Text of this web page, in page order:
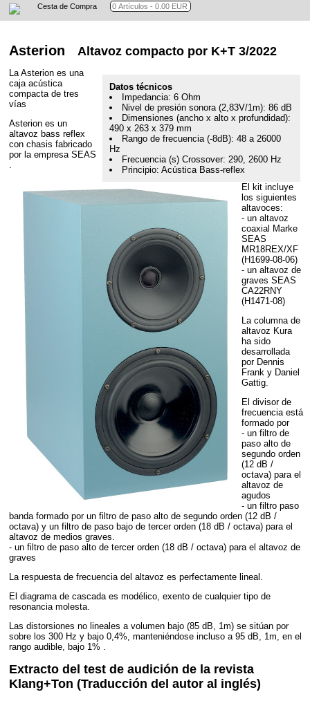
Cesta de Compra
Asterion Altavoz compacto por K+T 3/2022
Datos técnicos
Impedancia: 6 Ohm
Nivel de presión sonora (2,83V/1m): 86 dB
Dimensiones (ancho x alto x profundidad):
490 x 263 x 379 mm
Rango de frecuencia (-8dB): 48 a 26000
Hz
Frecuencia (s) Crossover: 290, 2600 Hz
Principio: Acústica Bass-reflex
La Asterion es una
caja acústica
compacta de tres
vías
Asterion es un
altavoz bass reflex
con chasis fabricado
por la empresa SEAS
.
El kit incluye
los siguientes
altavoces:
- un altavoz
coaxial Marke
SEAS
MR18REX/XF
(H1699-08-06)
- un altavoz de
graves SEAS
CA22RNY
(H1471-08)
La columna de
altavoz Kura
ha sido
desarrollada
por Dennis
Frank y Daniel
Gattig.
El divisor de
frecuencia está
formado por
- un filtro de
paso alto de
segundo orden
(12 dB /
octava) para el
altavoz de
agudos
- un filtro paso
banda formado por un filtro de paso alto de segundo orden (12 dB /
octava) y un filtro de paso bajo de tercer orden (18 dB / octava) para el
altavoz de medios graves.
- un filtro de paso alto de tercer orden (18 dB / octava) para el altavoz de
graves
La respuesta de frecuencia del altavoz es perfectamente lineal.
El diagrama de cascada es modélico, exento de cualquier tipo de
resonancia molesta.
Las distorsiones no lineales a volumen bajo (85 dB, 1m) se sitúan por
sobre los 300 Hz y bajo 0,4%, manteniéndose incluso a 95 dB, 1m, en el
rango audible, bajo 1% .
Extracto del test de audición de la revista
Klang+Ton (Traducción del autor al inglés)